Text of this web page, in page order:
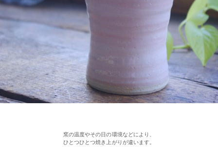
≪おすすめ≫ お好み具材の恵方巻♪大きいお皿を囲んで手作りを
楽しみませんか？
2022/12/28
≪再入荷≫ プレゼントにもおすすめ♪ぽってり一珍和花 ご飯茶碗
2022/12/22
窯の温度やその日の環境などにより、
ひとつひとつ焼き上がりが違います。